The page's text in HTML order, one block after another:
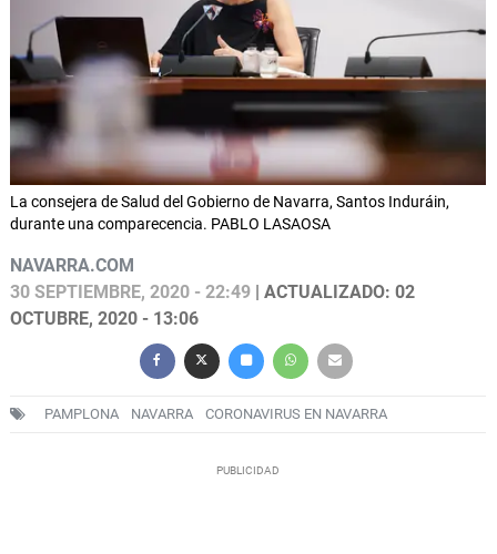
La consejera de Salud del Gobierno de Navarra, Santos Induráin,
durante una comparecencia. PABLO LASAOSA
NAVARRA.COM
30 SEPTIEMBRE, 2020 - 22:49 | ACTUALIZADO: 02
OCTUBRE, 2020 - 13:06
PAMPLONA NAVARRA CORONAVIRUS EN NAVARRA